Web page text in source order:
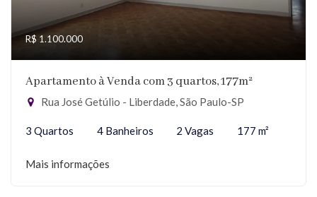
R$ 1.100.000
Apartamento à Venda com 3 quartos, 177m²
Rua José Getúlio - Liberdade, São Paulo-SP
3 Quartos 4 Banheiros 2 Vagas 177 m²
Mais informações